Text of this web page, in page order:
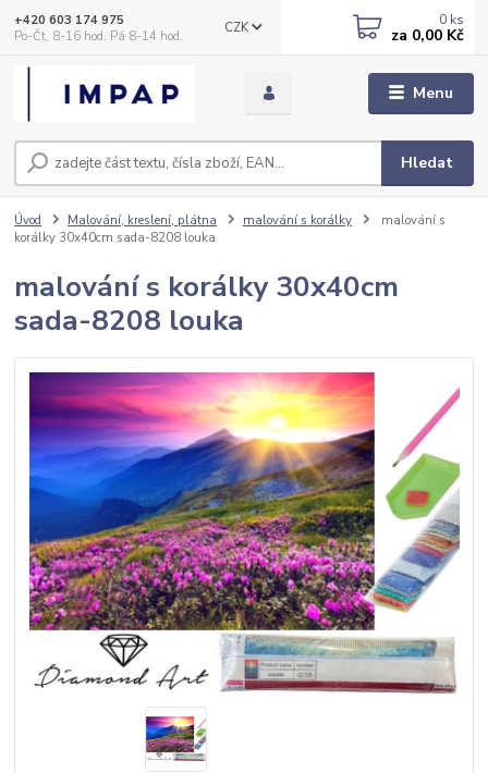
Menu
CZK
Hledat
+420 603 174 975
Po-Čt, 8-16 hod. Pá 8-14 hod.
0 ks
za 0,00 Kč
Úvod Malování, kreslení, plátna malování s korálky
malování s
korálky 30x40cm sada-8208 louka
malování s korálky 30x40cm
sada-8208 louka